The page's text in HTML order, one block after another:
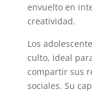
envuelto en
creatividad.
Los
culto, ideal
compartir sus
sociales. Su